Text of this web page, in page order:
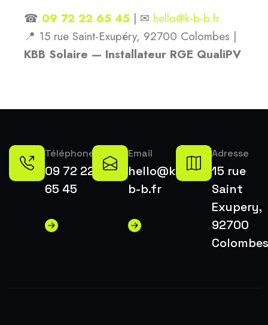
☎ 09 72 22 65 45 | ✉ hello@k-b-b.fr
📍 15 rue Saint-Exupéry, 92700 Colombes |
KBB Solaire — Installateur RGE QualiPV
Téléphone
09 72 22
65 45
Email
hello@k-
b-b.fr
Adresse
15 rue
Saint
Exupery,
92700
Colombes